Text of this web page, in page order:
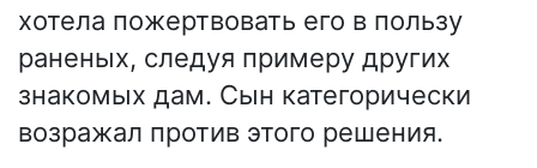
хотела пожертвовать его в пользу
раненых, следуя примеру других
знакомых дам. Сын категорически
возражал против этого решения.